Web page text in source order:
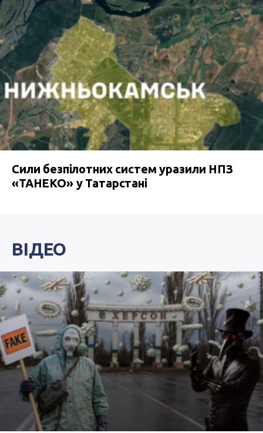
Сили безпілотних систем уразили НПЗ
«ТАНЕКО» у Татарстані
ВІДЕО